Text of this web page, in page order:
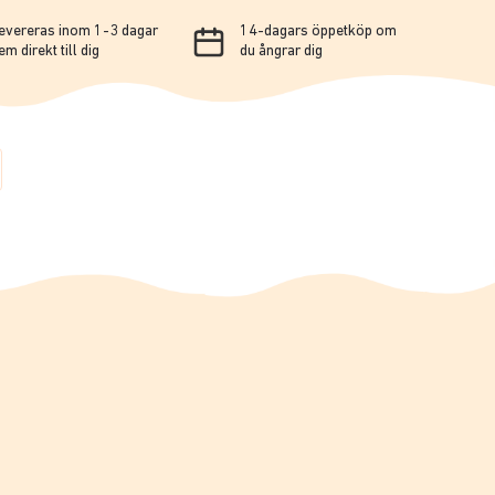
inom 1-3 dagar
direkt till dig
14-dagars öppetköp om
du ångrar dig